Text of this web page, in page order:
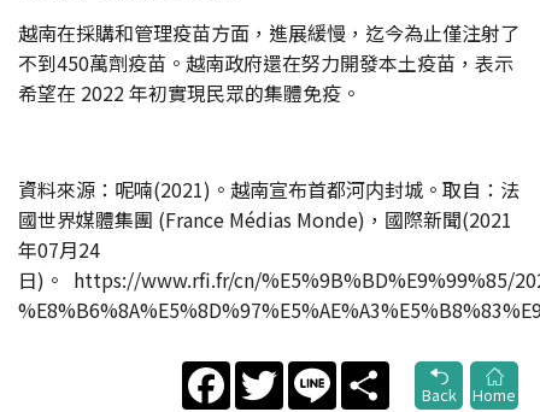
越南在採購和管理疫苗方面，進展緩慢，迄今為止僅注射了
不到450萬劑疫苗。越南政府還在努力開發本土疫苗，表示
希望在 2022 年初實現民眾的集體免疫。
資料來源：呢喃(2021)。越南宣布首都河内封城。取自：法
國世界媒體集團 (France Médias Monde)，國際新聞(2021
年07月24
日)。 https://www.rfi.fr/cn/%E5%9B%BD%E9%99%85/
FacebookTwitter Line
Share
Back
Home